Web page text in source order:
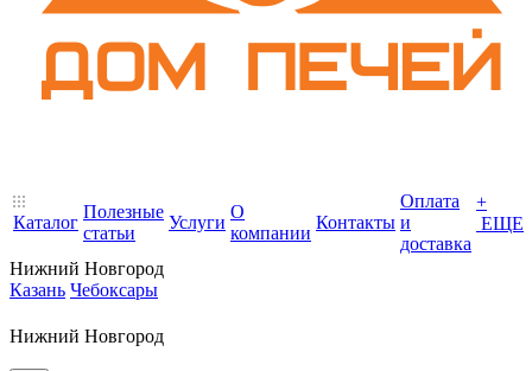
Каталог
Полезные
статьи
Услуги
О
компании
Контакты
Оплата
и
доставка
+
ЕЩЕ
Нижний Новгород
Казань Чебоксары
Нижний Новгород